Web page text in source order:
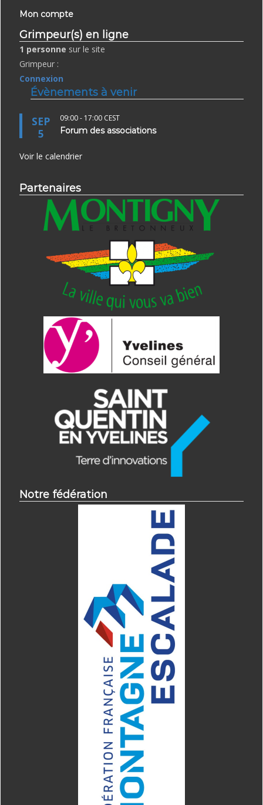
Mon compte
Grimpeur(s) en ligne
1 personne sur le site
Grimpeur :
Connexion
Évènements à venir
SEP
5
09:00- 17:00 CEST
Forum des associations
Voir le calendrier
Partenaires
Notre fédération